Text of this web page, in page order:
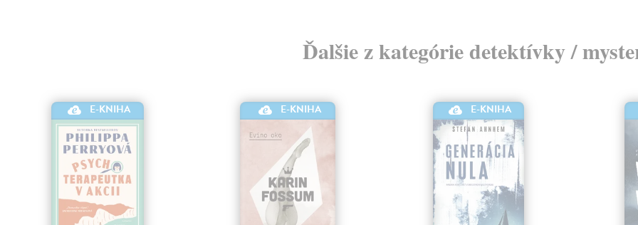
Ďalšie z kategórie detektívky /
E-KNIHA E-KNIHA E-KNIHA